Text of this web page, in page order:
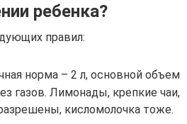
ребенка?
правил:
норма – 2 л, основной объем
газов. Лимонады, крепкие чаи,
кисломолочка тоже.